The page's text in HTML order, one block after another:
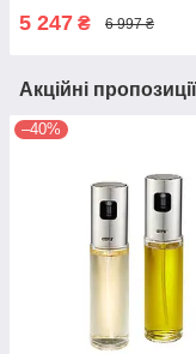
5 247 ₴ 6 997 ₴
Акційні
–40%